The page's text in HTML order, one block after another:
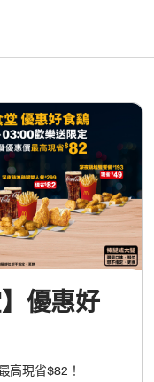
優惠好
高現省$82！